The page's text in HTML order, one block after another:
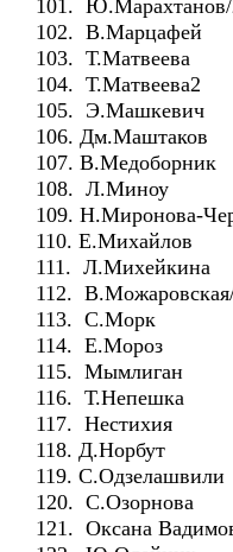
101.
102. В.Марцафей
103. Т.Матвеева
104. Т.Матвеева2
105. Э.Машкевич
106. Дм.Маштаков
107. В.Медоборник
108. Л.Миноу
109. Н.Миронова-
110. Е.Михайлов
111. Л.Михейкина
112.
113. С.Морк
114. Е.Мороз
115. Мымлиган
116. Т.Непешка
117. Нестихия
118. Д.Норбут
119. С.Одзелашвили
120. С.Озорнова
121. Оксана